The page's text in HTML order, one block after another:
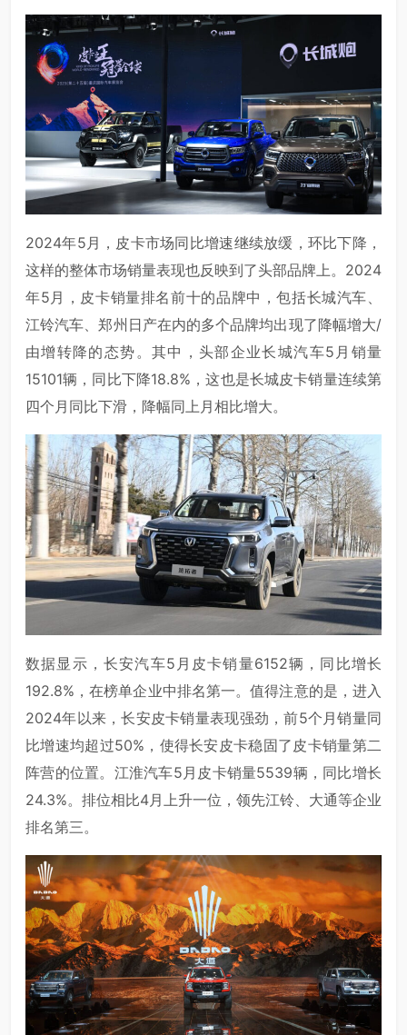
2024年5月，皮卡市场同比增速继续放缓，环比下降，
这样的整体市场销量表现也反映到了头部品牌上。2024
年5月，皮卡销量排名前十的品牌中，包括长城汽车、
江铃汽车、郑州日产在内的多个品牌均出现了降幅增大/
由增转降的态势。其中，头部企业长城汽车5月销量
15101辆，同比下降18.8%，这也是长城皮卡销量连续第
四个月同比下滑，降幅同上月相比增大。
数据显示，长安汽车5月皮卡销量6152辆，同比增长
192.8%，在榜单企业中排名第一。值得注意的是，进入
2024年以来，长安皮卡销量表现强劲，前5个月销量同
比增速均超过50%，使得长安皮卡稳固了皮卡销量第二
阵营的位置。江淮汽车5月皮卡销量5539辆，同比增长
24.3%。排位相比4月上升一位，领先江铃、大通等企业
排名第三。